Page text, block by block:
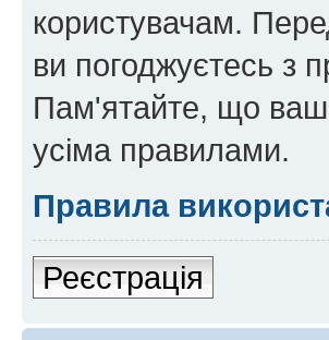
користувачам.
ви погоджуєтесь з
Пам'ятайте, що
усіма правилами.
Правила
Реєстрація